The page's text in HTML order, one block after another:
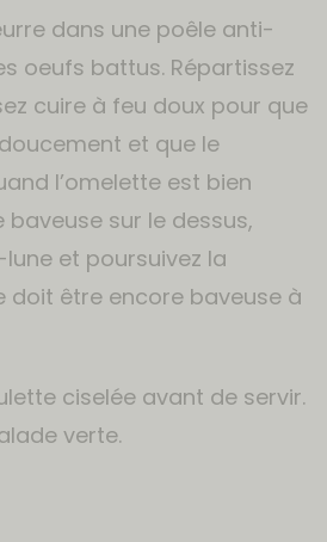
dans une poêle anti-
oeufs battus. Répartissez
cuire à feu doux pour que
et que le
l’omelette est bien
sur le dessus,
et poursuivez la
doit être encore baveuse à
ciselée avant de servir.
verte.